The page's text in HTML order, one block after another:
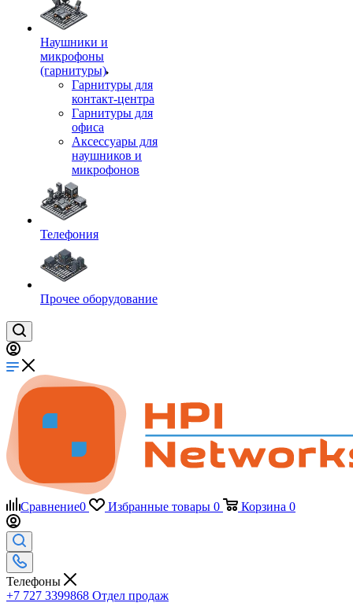
Наушники и
микрофоны
(гарнитуры)
Гарнитуры для
контакт-центра
Гарнитуры для
офиса
Аксессуары для
наушников и
микрофонов
Телефония
Прочее оборудование
Сравнение0 Избранные товары 0 Корзина 0
Телефоны
+7 727 3399868 Отдел продаж